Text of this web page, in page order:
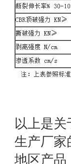
以上是
生产厂家
地区产